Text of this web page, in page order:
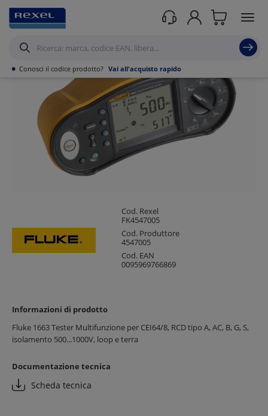
• Conosci il codice prodotto? Vai all'acquisto rapido
Prodotti /Utensili / Multimetri/
Cod. Rexel
FK4547005
Cod. Produttore
4547005
Cod. EAN
0095969766869
Informazioni di prodotto
Fluke 1663 Tester Multifunzione per CEI64/8, RCD tipo A, AC, B, G, S,
isolamento 500...1000V, loop e terra
Documentazione tecnica
Scheda tecnica